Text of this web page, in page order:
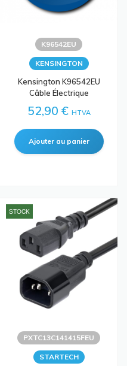
K96542EU
KENSINGTON
Kensington K96542EU
Câble Électrique
52,90 € HTVA
STOCK
PXTC13C141415FEU
STARTECH